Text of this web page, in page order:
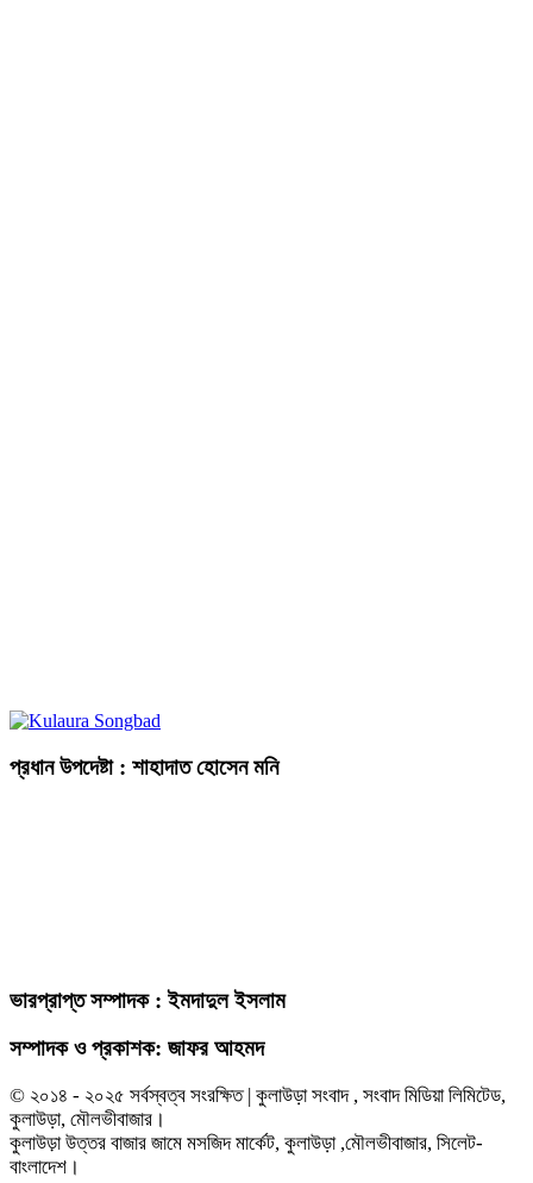
প্রধান উপদেষ্টা : শাহাদাত হোসেন মনি
ভারপ্রাপ্ত সম্পাদক : ইমদাদুল ইসলাম
সম্পাদক ও প্রকাশক: জাফর আহমদ
© ২০১৪ - ২০২৫ সর্বস্বত্ব সংরক্ষিত | কুলাউড়া সংবাদ , সংবাদ মিডিয়া লিমিটেড,
কুলাউড়া, মৌলভীবাজার।
কুলাউড়া উত্তর বাজার জামে মসজিদ মার্কেট, কুলাউড়া ,মৌলভীবাজার, সিলেট-
বাংলাদেশ।